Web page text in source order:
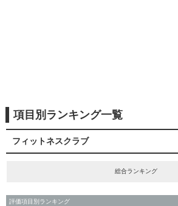
項目別ランキング一覧
フィットネスクラブ
総合ランキング
評価項目別ランキング